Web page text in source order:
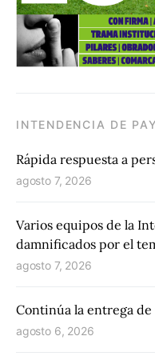
INTENDENCIA DE
Rápida respuesta a
agosto 7, 2026
Varios equipos de la
damnificados por el
agosto 7, 2026
Continúa la entrega
agosto 6, 2026